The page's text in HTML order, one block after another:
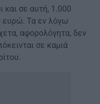
και σε αυτή, 1.000
ευρώ. Τα εν λόγω
αφορολόγητα, δεν
σε καμιά